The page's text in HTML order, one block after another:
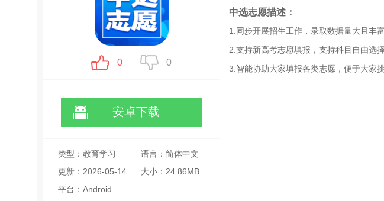
0 0
安卓下载
类型：教育学习
语言：简体中文
更新：2026-05-14
13:35:10
大小：24.86MB
平台：Android
中选志愿描述：
1.同步开展招生工作，录取数据量大且丰
2.支持新高考志愿填报，支持科目自由选
3.智能协助大家填报各类志愿，便于大家